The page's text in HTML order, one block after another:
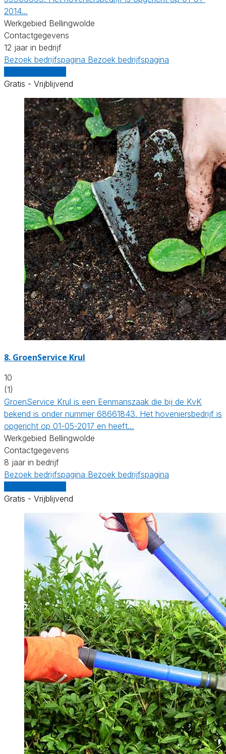
2014…
Werkgebied Bellingwolde
Contactgegevens
12 jaar in bedrijf
Bezoek bedrijfspagina Bezoek bedrijfspagina
Gratis - Vrijblijvend
8. GroenService Krul
10
(1)
GroenService Krul is een Eenmanszaak die bij de KvK
bekend is onder nummer 68661843. Het hoveniersbedrijf is
opgericht op 01-05-2017 en heeft…
Werkgebied Bellingwolde
Contactgegevens
8 jaar in bedrijf
Bezoek bedrijfspagina Bezoek bedrijfspagina
Gratis - Vrijblijvend